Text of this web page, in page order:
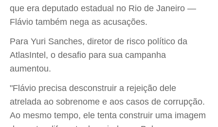
que era deputado estadual no Rio de Janeiro —
Flávio também nega as acusações.
Para Yuri Sanches, diretor de risco político da
AtlasIntel, o desafio para sua campanha
aumentou.
"Flávio precisa desconstruir a rejeição dele
atrelada ao sobrenome e aos casos de corrupção.
Ao mesmo tempo, ele tenta construir uma imagem